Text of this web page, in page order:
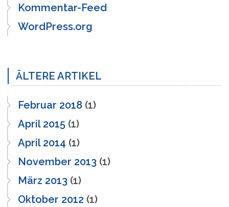
Kommentar-Feed
WordPress.org
ÄLTERE ARTIKEL
Februar 2018 (1)
April 2015 (1)
April 2014 (1)
November 2013 (1)
März 2013 (1)
Oktober 2012 (1)